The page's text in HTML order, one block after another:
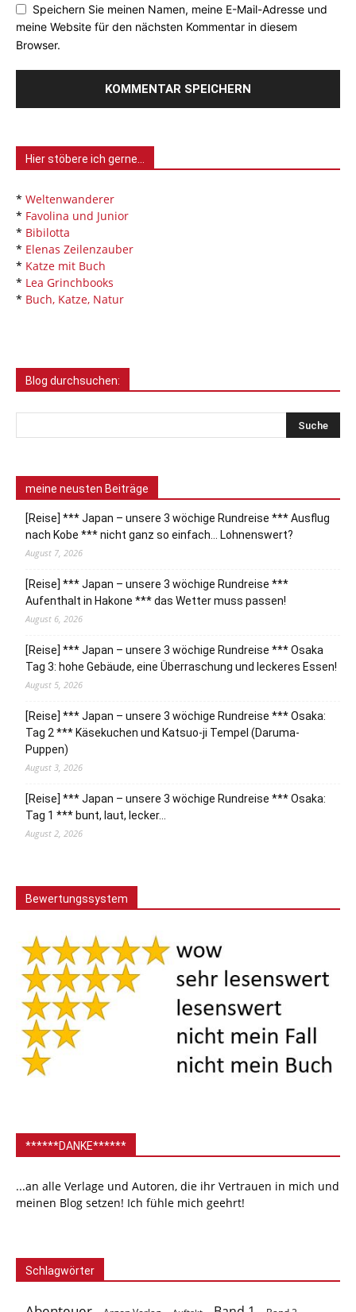
Speichern Sie meinen Namen, meine E-Mail-Adresse und
meine Website für den nächsten Kommentar in diesem
Browser.
Hier stöbere ich gerne…
* Weltenwanderer
* Favolina und Junior
* Bibilotta
* Elenas Zeilenzauber
* Katze mit Buch
* Lea Grinchbooks
* Buch, Katze, Natur
Blog durchsuchen:
meine neusten Beiträge
[Reise] *** Japan – unsere 3 wöchige Rundreise *** Ausflug
nach Kobe *** nicht ganz so einfach… Lohnenswert?
August 7, 2026
[Reise] *** Japan – unsere 3 wöchige Rundreise ***
Aufenthalt in Hakone *** das Wetter muss passen!
August 6, 2026
[Reise] *** Japan – unsere 3 wöchige Rundreise *** Osaka
Tag 3: hohe Gebäude, eine Überraschung und leckeres Essen!
August 5, 2026
[Reise] *** Japan – unsere 3 wöchige Rundreise *** Osaka:
Tag 2 *** Käsekuchen und Katsuo-ji Tempel (Daruma-
Puppen)
August 3, 2026
[Reise] *** Japan – unsere 3 wöchige Rundreise *** Osaka:
Tag 1 *** bunt, laut, lecker…
August 2, 2026
Bewertungssystem
******DANKE******
...an alle Verlage und Autoren, die ihr Vertrauen in mich und
meinen Blog setzen! Ich fühle mich geehrt!
Schlagwörter